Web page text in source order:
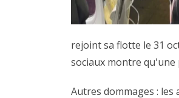
rejoint sa flotte le 31
sociaux montre qu'une
Autres dommages :